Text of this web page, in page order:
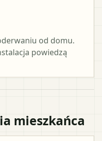
od domu.
powiedzą
mieszkańca